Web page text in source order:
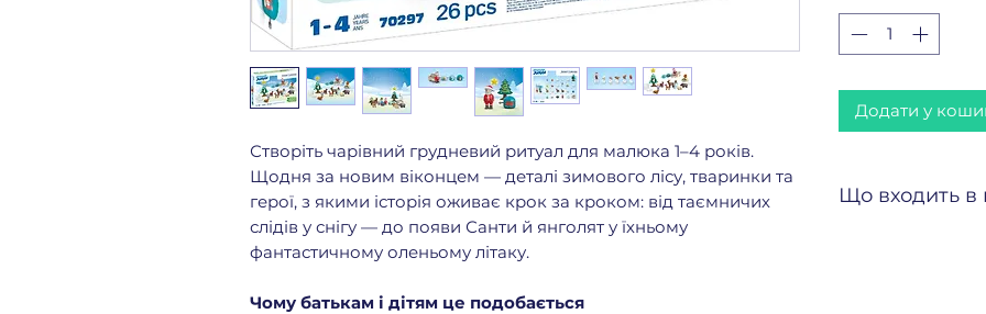
Створіть чарівний грудневий ритуал для малюка 1–4 років.
Щодня за новим віконцем — деталі зимового лісу, тваринки та
герої, з якими історія оживає крок за кроком: від таємничих
слідів у снігу — до появи Санти й янголят у їхньому
фантастичному оленьому літаку.
Чому батькам і дітям це подобається
Додати у
Що входить в